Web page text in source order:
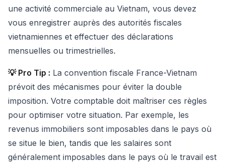
une activité commerciale au Vietnam, vous devez
vous enregistrer auprès des autorités fiscales
vietnamiennes et effectuer des déclarations
mensuelles ou trimestrielles.
💡 Pro Tip : La convention fiscale France-Vietnam
prévoit des mécanismes pour éviter la double
imposition. Votre comptable doit maîtriser ces règles
pour optimiser votre situation. Par exemple, les
revenus immobiliers sont imposables dans le pays où
se situe le bien, tandis que les salaires sont
généralement imposables dans le pays où le travail est